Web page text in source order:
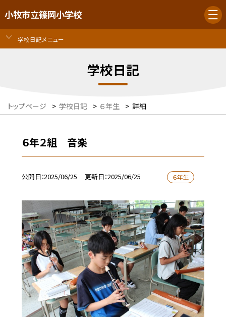
小牧市立篠岡小学校
学校日記メニュー
学校日記
トップページ > 学校日記 > ６年生 > 詳細
６年２組 音楽
公開日 2025/06/25 更新日 2025/06/25 ６年生